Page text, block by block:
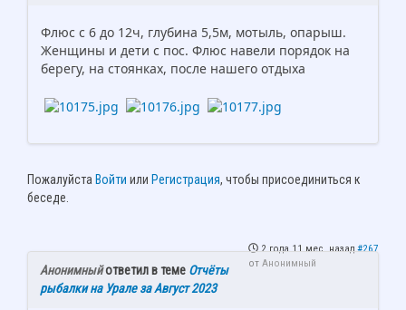
Флюс с 6 до 12ч, глубина 5,5м, мотыль, опарыш.
Женщины и дети с пос. Флюс навели порядок на
берегу, на стоянках, после нашего отдыха
Пожалуйста Войти или Регистрация, чтобы присоединиться к
беседе.
2 года 11 мес. назад #267
от Анонимный
Анонимныйответил в теме Отчёты
рыбалки на Урале за Август 2023